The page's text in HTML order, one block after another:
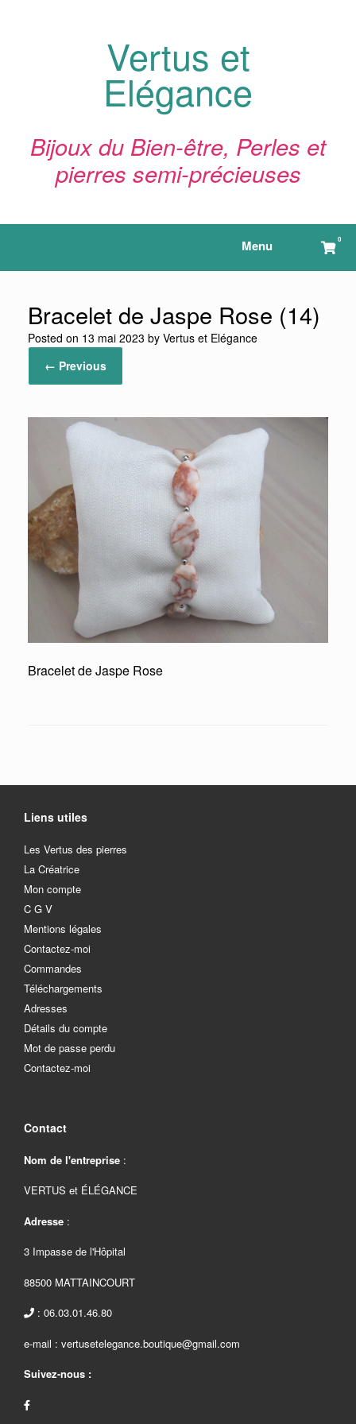
Vertus et
Elégance
Bijoux du Bien-être, Perles et
pierres semi-précieuses
Menu View
cart
0
Bracelet de Jaspe Rose (14)
Posted on 13 mai 2023 by Vertus et Elégance
← Previous
Bracelet de Jaspe Rose
Liens utiles
Les Vertus des pierres
La Créatrice
Mon compte
C G V
Mentions légales
Contactez-moi
Commandes
Téléchargements
Adresses
Détails du compte
Mot de passe perdu
Contactez-moi
Contact
Nom de l'entreprise :
VERTUS et ÉLÉGANCE
Adresse :
3 Impasse de l'Hôpital
88500 MATTAINCOURT
: 06.03.01.46.80
e-mail : vertusetelegance.boutique@gmail.com
Suivez-nous :